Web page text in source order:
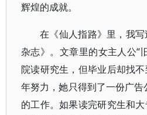
辉煌的成就。
在《仙人指路》里，我
杂志》。文章里的女主人公“
院读研究生，但毕业后却找
年努力，她只得到了一份广
的工作。如果读完研究生和